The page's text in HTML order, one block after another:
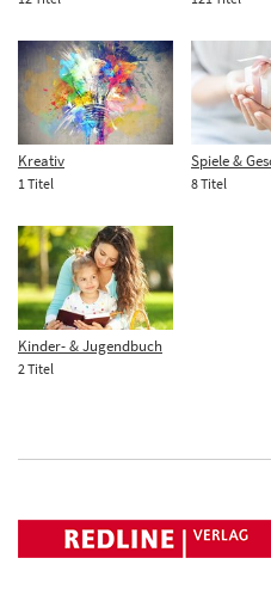
Kreativ
1 Titel
Spiele &
8 Titel
Kinder- & Jugendbuch
2 Titel